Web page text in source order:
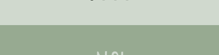
stronie
stronie